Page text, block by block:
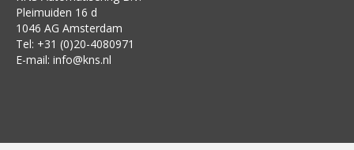
Pleimuiden 16 d
1046 AG Amsterdam
Tel: +31 (0)20-4080971
E-mail: info@kns.nl